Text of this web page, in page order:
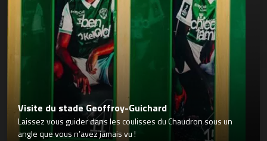
Visite du stade Geoffroy-Guichard
Laissez vous guider dans les coulisses du Chaudron sous un
angle que vous n’avez jamais vu !